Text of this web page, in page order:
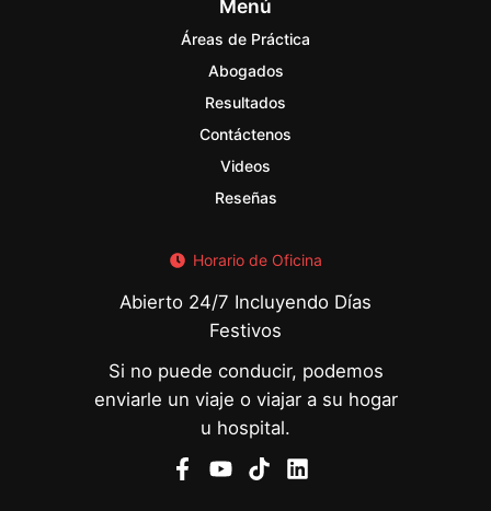
Menú
Áreas de Práctica
Abogados
Resultados
Contáctenos
Videos
Reseñas
Horario de Oficina
Abierto 24/7 Incluyendo Días
Festivos
Si no puede conducir, podemos
enviarle un viaje o viajar a su hogar
u hospital.